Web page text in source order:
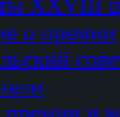
о премии